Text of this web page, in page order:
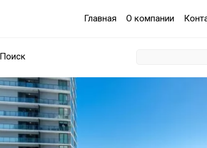
Главная О компании
Поиск